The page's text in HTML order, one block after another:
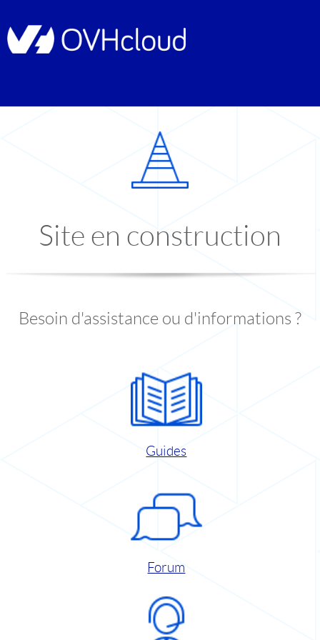
Site en construction
Besoin d'assistance ou d'informations ?
Guides
Forum